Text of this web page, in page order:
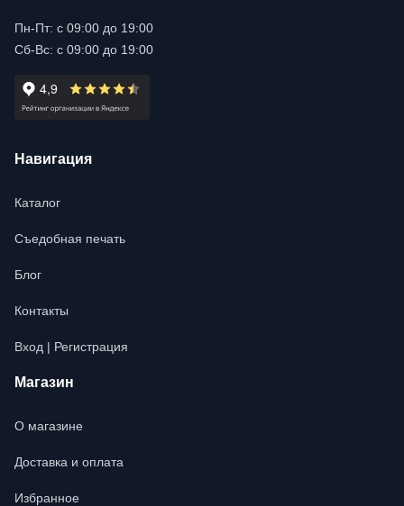
Пн-Пт: с 09:00 до 19:00
Сб-Вс: с 09:00 до 19:00
Навигация
Каталог
Съедобная печать
Блог
Контакты
Вход | Регистрация
Магазин
О магазине
Доставка и оплата
Избранное